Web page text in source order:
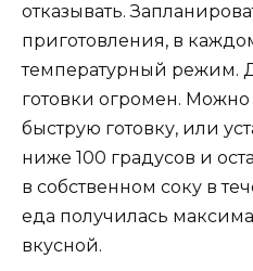
отказывать.
приготовления, в
температурный режим.
готовки огромен.
быструю готовку, или
ниже 100 градусов и
в собственном соку в
еда получилась
вкусной.